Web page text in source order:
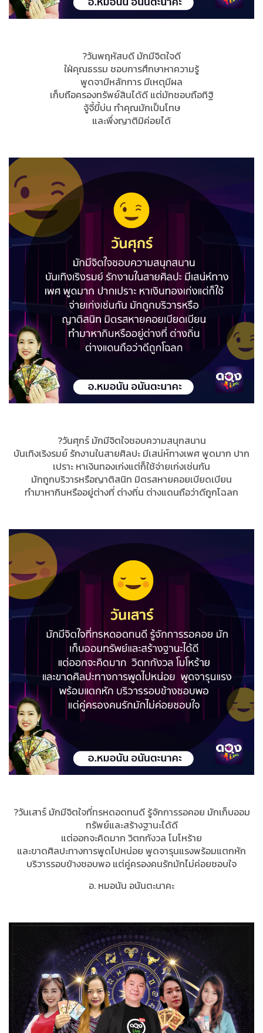
?วันพฤหัสบดี มักมีจิตใจดี
ใฝ่คุณธรรม ชอบการศึกษาหาความรู้
พูดจามีหลักการ มีเหตุมีผล
เก็บถือครองทรัพย์สินได้ดี แต่มักชอบถือทิฐิ
จู้จี้ขี้บ่น ทำคุณมักเป็นโทษ
และพึ่งญาติมิค่อยได้
?วันศุกร์ มักมีจิตใจชอบความสนุกสนาน
บันเทิงเริงรมย์ รักงานในสายศิลปะ มีเสน่ห์ทางเพศ พูดมาก ปาก
เปราะ หาเงินทองเก่งแต่ก็ใช้จ่ายเก่งเช่นกัน
มักถูกบริวารหรือญาติสนิท มิตรสหายคอยเบียดเบียน
ทำมาหากินหรืออยู่ต่างที่ ต่างถิ่น ต่างแดนถือว่าดีถูกโฉลก
?วันเสาร์ มักมีจิตใจที่ทรหดอดทนดี รู้จักการรอคอย มักเก็บออม
ทรัพย์และสร้างฐานะได้ดี
แต่ออกจะคิดมาก วิตกกังวล โมโหร้าย
และขาดศิลปะทางการพูดไปหน่อย พูดจารุนแรงพร้อมแตกหัก
บริวารรอบข้างชอบพอ แต่คู่ครองคนรักมักไม่ค่อยชอบใจ
อ. หมอนัน อนันตะนาคะ